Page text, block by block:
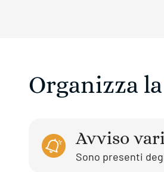
Organizza
Avviso
Sono presenti